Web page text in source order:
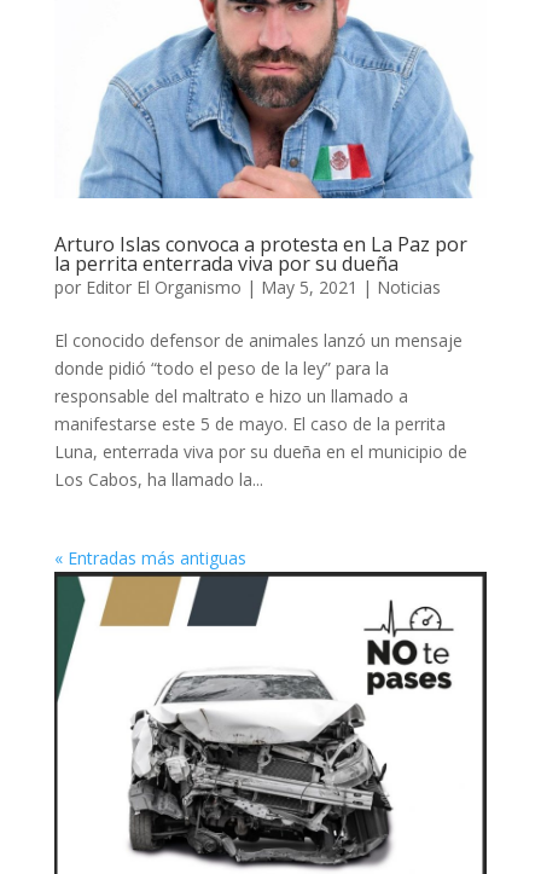
Arturo Islas convoca a protesta en La Paz por
la perrita enterrada viva por su dueña
por Editor El Organismo | May 5, 2021 | Noticias
El conocido defensor de animales lanzó un mensaje
donde pidió “todo el peso de la ley” para la
responsable del maltrato e hizo un llamado a
manifestarse este 5 de mayo. El caso de la perrita
Luna, enterrada viva por su dueña en el municipio de
Los Cabos, ha llamado la...
« Entradas más antiguas